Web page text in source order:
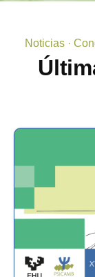
Noticias ·